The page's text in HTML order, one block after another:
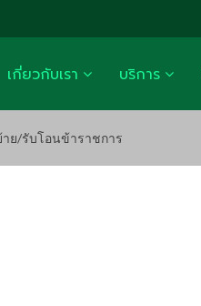
เกี่ยวกับเรา บริการ
าย/รับโอนข้าราชการ